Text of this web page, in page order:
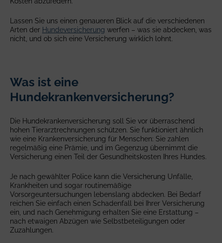
Lassen Sie uns einen genaueren Blick auf die verschiedenen
Arten der Hundeversicherung werfen – was sie abdecken, was
nicht, und ob sich eine Versicherung wirklich lohnt.
Was ist eine
Hundekrankenversicherung?
Die Hundekrankenversicherung soll Sie vor überraschend
hohen Tierarztrechnungen schützen. Sie funktioniert ähnlich
wie eine Krankenversicherung für Menschen: Sie zahlen
regelmäßig eine Prämie, und im Gegenzug übernimmt die
Versicherung einen Teil der Gesundheitskosten Ihres Hundes.
Je nach gewählter Police kann die Versicherung Unfälle,
Krankheiten und sogar routinemäßige
Vorsorgeuntersuchungen lebenslang abdecken. Bei Bedarf
reichen Sie einfach einen Schadenfall bei Ihrer Versicherung
ein, und nach Genehmigung erhalten Sie eine Erstattung –
nach etwaigen Abzügen wie Selbstbeteiligungen oder
Zuzahlungen.